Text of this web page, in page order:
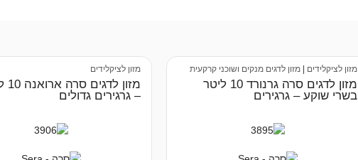
מזון לציקלידים מזון לדגים מנקים ושוכני קרקעית
מזון לדגים סרה גרנורד 10 ליטר
בשרי שוקע – גרגירים
מזון לציקלידים
– גרגירים גדולים